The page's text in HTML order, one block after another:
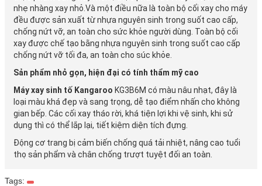
nhẹ nhàng xay nhỏ.Và một điều nữa là toàn bộ cối xay cho máy
đều được sản xuất từ nhựa nguyên sinh trong suốt cao cấp,
chống nứt vỡ, an toàn cho sức khỏe người dùng. Toàn bộ cối
xay được chế tạo bằng nhựa nguyên sinh trong suốt cao cấp
chống nứt vỡ tối đa, an toàn cho súc khỏe.
Sản phẩm nhỏ gọn, hiện đại có tính thẩm mỹ cao
Máy xay sinh tố Kangaroo KG3B6M có màu nâu nhạt, đây là
loại màu khá đẹp và sang trọng, dễ tạo điểm nhấn cho không
gian bếp. Các cối xay tháo rời, khá tiện lợi khi vệ sinh, khi sử
dụng thì có thể lắp lại, tiết kiệm diện tích đựng.
Động cơ trang bị cảm biến chống quá tải nhiệt, nâng cao tuổi
thọ sản phẩm và chân chống trượt tuyệt đối an toàn.
Tags: